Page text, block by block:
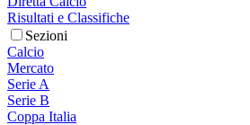
Risultati e Classifiche
Sezioni
Calcio
Mercato
Serie A
Serie B
Coppa Italia